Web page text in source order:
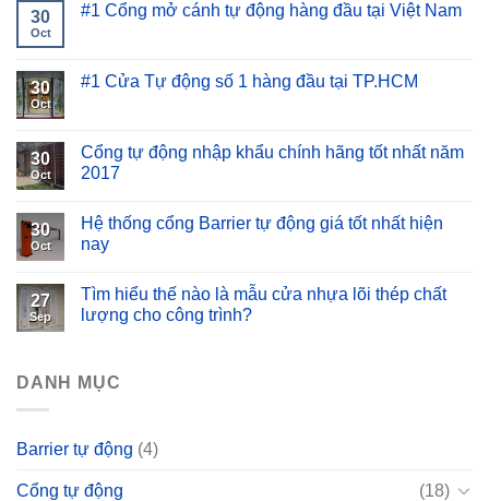
30
Oct
#1 Cổng mở cánh tự động hàng đầu tại Việt Nam
30
Oct
#1 Cửa Tự động số 1 hàng đầu tại TP.HCM
30
Oct
Cổng tự động nhập khẩu chính hãng tốt nhất năm
2017
30
Oct
Hệ thống cổng Barrier tự động giá tốt nhất hiện
nay
27
Sep
Tìm hiểu thế nào là mẫu cửa nhựa lõi thép chất
lượng cho công trình?
DANH MỤC
Barrier tự động (4)
Cổng tự động (18)